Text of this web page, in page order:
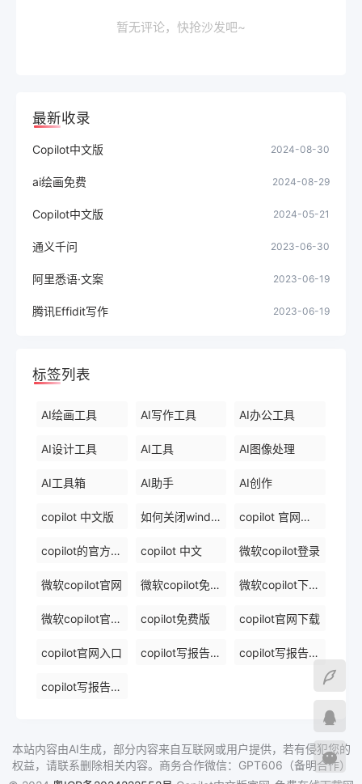
暂无评论，快抢沙发吧~
最新收录
Copilot中文版 2024-08-30
ai绘画免费 2024-08-29
Copilot中文版 2024-05-21
通义千问 2023-06-30
阿里悉语·文案 2023-06-19
腾讯Effidit写作 2023-06-19
标签列表
AI绘画工具 AI写作工具 AI办公工具
AI设计工具 AI工具 AI图像处理
AI工具箱 AI助手 AI创作
copilot 中文版 如何关闭windows 中的 copilot copilot 官网下载
copilot的官方网站 copilot 中文 微软copilot登录
微软copilot官网 微软copilot免费在线 微软copilot下载官网
微软copilot官网免费在线 copilot免费版 copilot官网下载
copilot官网入口 copilot写报告镜像 copilot写报告免费软件排名
copilot写报告免费在线
本站内容由AI生成，部分内容来自互联网或用户提供，若有侵犯您的
权益，请联系删除相关内容。商务合作微信：GPT606（备明合作）